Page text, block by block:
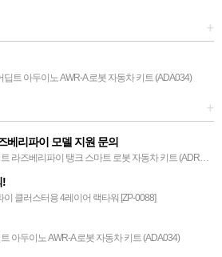
+
딥트 아두이노 AWR-A 로봇 자동차 키트 (ADA034)
+
베리파이 모델 지원 문의
라즈베리파이 탱크 스마트 로봇 자동차 키트 (ADR013)
!
이 클러스터용 4레이어 랙타워 [ZP-0088]
아두이노 AWR-A 로봇 자동차 키트 (ADA034)